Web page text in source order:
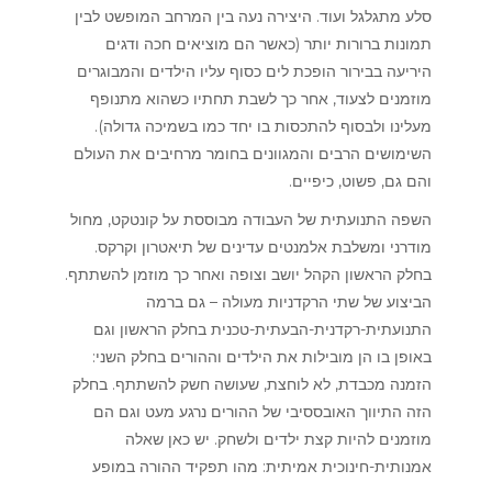
סלע מתגלגל ועוד. היצירה נעה בין המרחב המופשט לבין
תמונות ברורות יותר (כאשר הם מוציאים חכה ודגים
היריעה בבירור הופכת לים כסוף עליו הילדים והמבוגרים
מוזמנים לצעוד, אחר כך לשבת תחתיו כשהוא מתנופף
מעלינו ולבסוף להתכסות בו יחד כמו בשמיכה גדולה).
השימושים הרבים והמגוונים בחומר מרחיבים את העולם
והם גם, פשוט, כיפיים.
השפה התנועתית של העבודה מבוססת על קונטקט, מחול
מודרני ומשלבת אלמנטים עדינים של תיאטרון וקרקס.
בחלק הראשון הקהל יושב וצופה ואחר כך מוזמן להשתתף.
הביצוע של שתי הרקדניות מעולה – גם ברמה
התנועתית-רקדנית-הבעתית-טכנית בחלק הראשון וגם
באופן בו הן מובילות את הילדים וההורים בחלק השני:
הזמנה מכבדת, לא לוחצת, שעושה חשק להשתתף. בחלק
הזה התיווך האובססיבי של ההורים נרגע מעט וגם הם
מוזמנים להיות קצת ילדים ולשחק. יש כאן שאלה
אמנותית-חינוכית אמיתית: מהו תפקיד ההורה במופע